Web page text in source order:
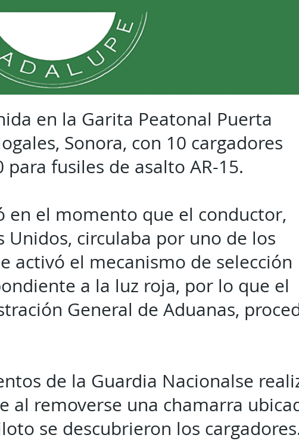
en la Garita Peatonal Puerta
Sonora, con 10 cargadores
fusiles de asalto AR-15.
en el momento que el conductor,
Unidos, circulaba por uno de los
activó el mecanismo de selección
a la luz roja, por lo que el
General de Aduanas,
de la Guardia Nacionalse
al removerse una chamarra
se descubrieron los